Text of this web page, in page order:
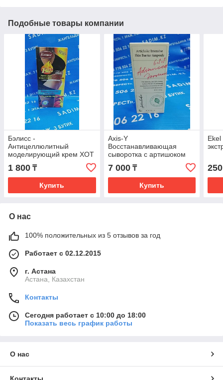
Подобные товары компании
Бэлисс -
Антицеллюлитный
моделирующий крем ХОТ
с Перцем
1 800 ₸
Купить
Axis-Y
Восстанавливающая
сыворотка с артишоком
«Artichoke Intensive Skin
Barrier Ampoule»
7 000₸
Купить
Ekel
250
О нас
100% положительных из 5 отзывов за год
Работает с 02.12.2015
г. Астана
Астана, Казахстан
Контакты
Сегодня работает с 10:00 до 18:00
Показать весь график работы
О нас